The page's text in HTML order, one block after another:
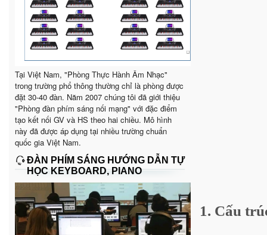
Tại Việt Nam, "Phòng Thực Hành Âm Nhạc"
trong trường phổ thông thường chỉ là phòng được
đặt 30-40 đàn. Năm 2007 chúng tôi đã giới thiệu
"Phòng đàn phím sáng nối mạng" với đặc điểm
tạo kết nối GV và HS theo hai chiều. Mô hình
này đã được áp dụng tại nhiều trường chuẩn
quốc gia Việt Nam.
ĐÀN PHÍM SÁNG HƯỚNG DẪN TỰ
HỌC KEYBOARD, PIANO
1. Cấu